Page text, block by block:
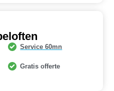
Service 60mn
Gratis offerte